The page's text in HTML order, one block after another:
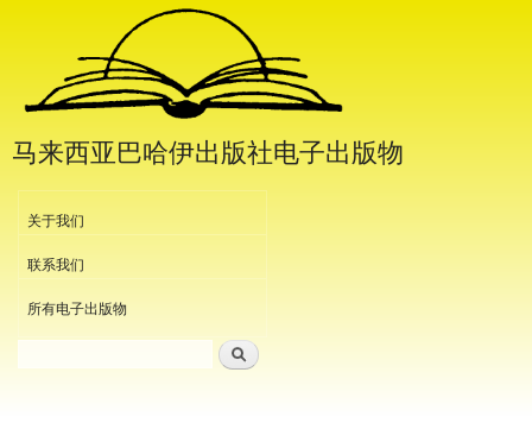
跳
主
要
内
容
马来西亚巴哈伊出版社电子出版物
Header Menu
关于我们
联系我们
所有电子出版物